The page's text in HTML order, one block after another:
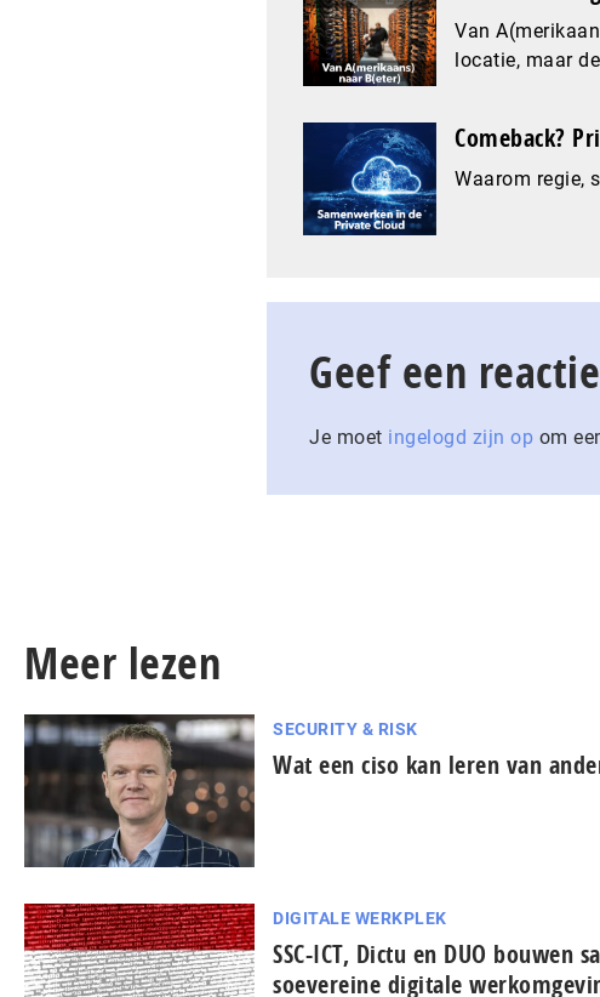
Van
locatie, maar
Comeback?
Waarom regie,
Geef een reactie
Je moet ingelogd zijn op om
Meer lezen
SECURITY & RISK
Wat een ciso kan leren van
DIGITALE WERKPLEK
SSC-ICT, Dictu en DUO bouwen
soevereine digitale